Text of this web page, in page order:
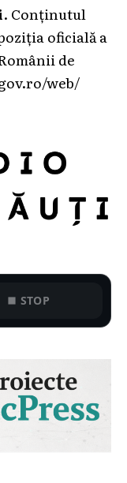
. Conținutul
oficială a
de
web/
STOP